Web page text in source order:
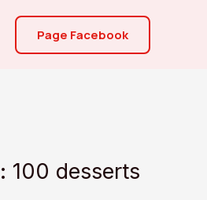
Page Facebook
100 desserts